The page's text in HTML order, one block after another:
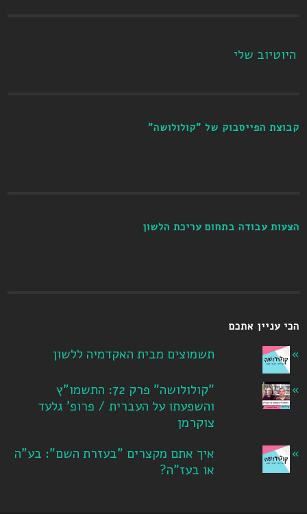
היוטיוב שלי
קבוצת הפייסבוק של "קולולושה"
הצעות עבודה בתחום עריכת הלשון
הכי עניין אתכם
תשמוצים מבית האקדמיה ללשון
"קולולושה" פרק 72: התשמו"ץ
והשפעתו על העברית / פרופ' גלעד
צוקרמן
איך אתם מקצרים "בעזרת השם": בע"ה
או בעז"ה?